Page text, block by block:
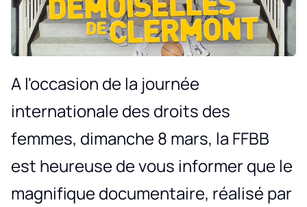
A l'occasion de la journée
internationale des droits des
femmes, dimanche 8 mars, la FFBB
est heureuse de vous informer que le
magnifique documentaire, réalisé par